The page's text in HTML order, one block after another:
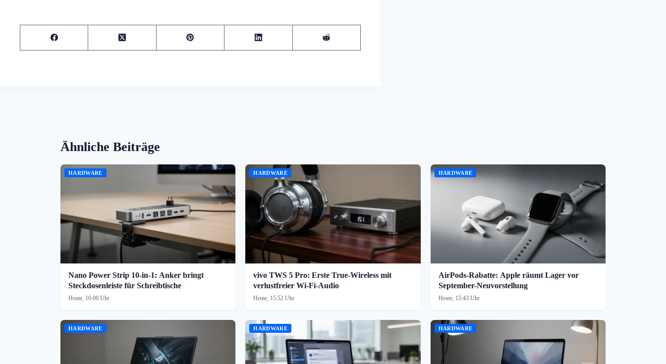
Ähnliche Beiträge
HARDWARE
Nano Power Strip 10-in-1: Anker bringt
Steckdosenleiste für Schreibtische
Heute, 16:00 Uhr
HARDWARE
vivo TWS 5 Pro: Erste True-Wireless mit
verlustfreier Wi-Fi-Audio
Heute, 15:52 Uhr
HARDWARE
AirPods-Rabatte: Apple räumt Lager vor
September-Neuvorstellung
Heute, 15:43 Uhr
HARDWARE HARDWARE HARDWARE